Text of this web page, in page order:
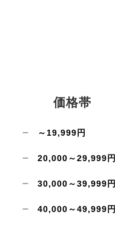
価格帯
～19,999円
20,000～29,999円
30,000～39,999円
40,000～49,999円